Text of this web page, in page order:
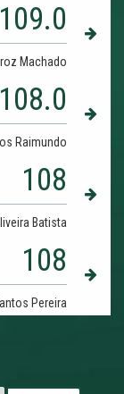
109.0
Machado
108.0
Raimundo
108
Batista
108
Pereira